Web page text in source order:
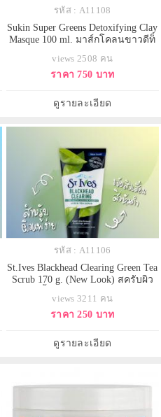
รหัส : A11108
Sukin Super Greens Detoxifying Clay
Masque 100 ml. มาส์กโคลนขาวดีท็
ผื่นแพ้ ด้วยส่วนผสมจากธรรมชาติ
100% ล้างสารพิษสารตกค้างจาก
แต่ละวัน เผยผิวใหม่ที่เนียนนุ่ม ชุ่ม
ชื่น สะอาดสดใส
views 2508 คน
ราคา 750 บาท
ดูรายละเอียด
รหัส : A11106
St.Ives Blackhead Clearing Green Tea
Scrub 170 g. (New Look) สครับผิว
ปัญหาสิว ขจัดสิวเสี้ยน สิวหัวดำ
ช่วยลดรอยแดง คืนผิวกระจ่างใส
ด้วย ชาเขียว ซิลิก้า น้ำมันมะกอก
และใบมะกอก ที่จะช่วย
views 3211 คน
ราคา 250 บาท
ดูรายละเอียด